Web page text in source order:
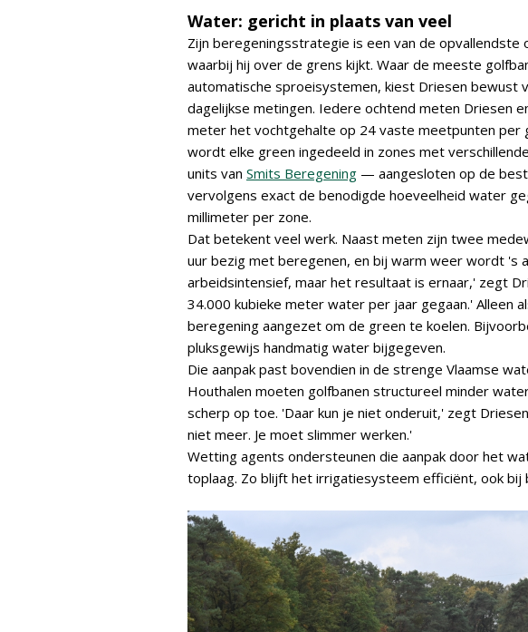
Water: gericht in plaats van veel
Zijn beregeningsstrategie is een van de opvallendste
waarbij hij over de grens kijkt. Waar de meeste
automatische sproeisystemen, kiest Driesen bewust
dagelijkse metingen. Iedere ochtend meten Driesen
meter het vochtgehalte op 24 vaste meetpunten per
wordt elke green ingedeeld in zones met
units van Smits Beregening — aangesloten op de
vervolgens exact de benodigde hoeveelheid water
millimeter per zone.
Dat betekent veel werk. Naast meten zijn twee
uur bezig met beregenen, en bij warm weer wordt 's
arbeidsintensief, maar het resultaat is ernaar,' zegt
34.000 kubieke meter water per jaar gegaan.' Alleen
beregening aangezet om de green te koelen.
pluksgewijs handmatig water bijgegeven.
Die aanpak past bovendien in de strenge Vlaamse
Houthalen moeten golfbanen structureel minder
scherp op toe. 'Daar kun je niet onderuit,' zegt
niet meer. Je moet slimmer werken.'
Wetting agents ondersteunen die aanpak door het
toplaag. Zo blijft het irrigatiesysteem efficiënt, ook